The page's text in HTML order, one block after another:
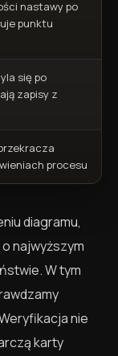
nastawy po
punktu
się po
zapisy z
procesu
diagramu,
najwyższym
W tym
nie
karty